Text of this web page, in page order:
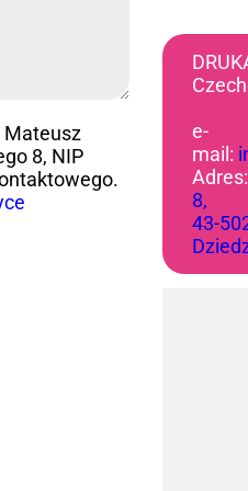
Mateusz
8, NIP
e-
mail:
Adres:
8,
43-